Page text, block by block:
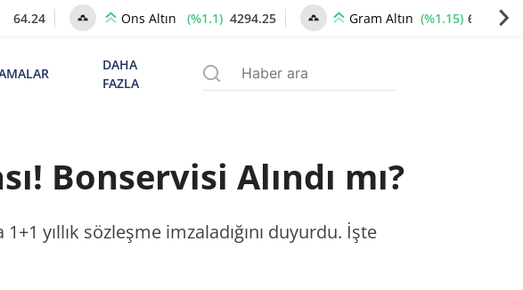
64.24 Ons Altın (%1.1) 4294.25 Gram Altın (%1.15) 6570.68
DAHA
FAZLA
Bonservisi Alındı mı?
yıllık sözleşme imzaladığını duyurdu. İşte